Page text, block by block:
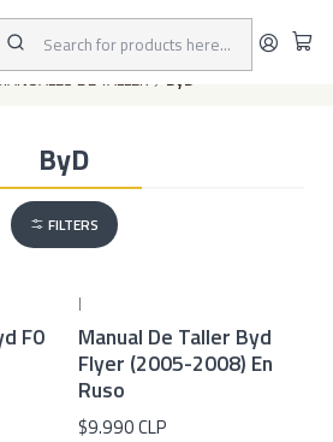
the slide text
DE TALLER ByD
ByD
FILTERS
F0
|
Manual De Taller Byd
Flyer (2005-2008) En
Ruso
$9.990 CLP